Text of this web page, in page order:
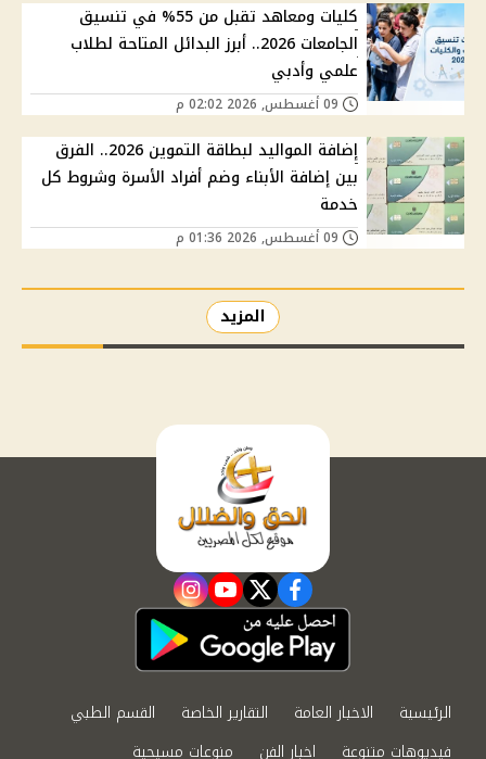
كليات ومعاهد تقبل من 55% في تنسيق
الجامعات 2026.. أبرز البدائل المتاحة لطلاب
علمي وأدبي
إضافة المواليد لبطاقة التموين 2026.. الفرق
بين إضافة الأبناء وضم أفراد الأسرة وشروط كل
خدمة
المزيد
facebook
twitter
youtube
instagram
الرئيسية الاخبار العامة التقارير الخاصة
القسم الطبي
فيديوهات متنوعة
اخبار الفن منوعات مسيحية